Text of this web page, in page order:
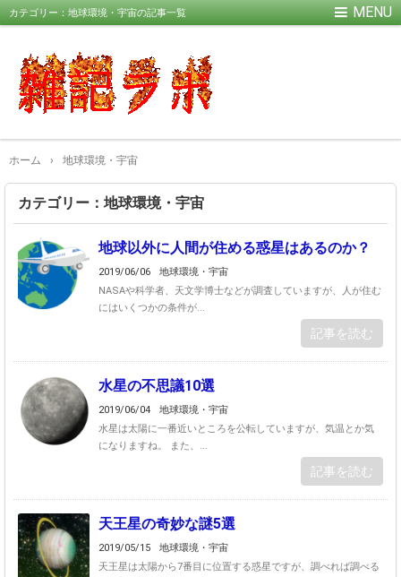
カテゴリー：地球環境・宇宙の記事一覧
ホーム › 地球環境・宇宙
カテゴリー：地球環境・宇宙
地球以外に人間が住める惑星はあるのか？
2019/06/06
地球環境・宇宙
NASAや科学者、天文学博士などが調査していますが、人が住む
にはいくつかの条件が...
記事を読む
水星の不思議10選
2019/06/04
地球環境・宇宙
水星は太陽に一番近いところを公転していますが、気温とか気
になりますね。 また、...
記事を読む
天王星の奇妙な謎5選
2019/05/15
地球環境・宇宙
天王星は太陽から7番目に位置する惑星ですが、調べれば調べる